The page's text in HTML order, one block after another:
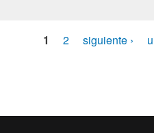
1 2 siguiente ›